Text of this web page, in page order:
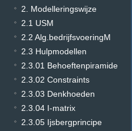
2. Modelleringswijze
2.1 USM
2.2 Alg.bedrijfsvoeringM
2.3 Hulpmodellen
2.3.01 Behoeftenpiramide
2.3.02 Constraints
2.3.03 Denkhoeden
2.3.04 I-matrix
2.3.05 Ijsbergprincipe